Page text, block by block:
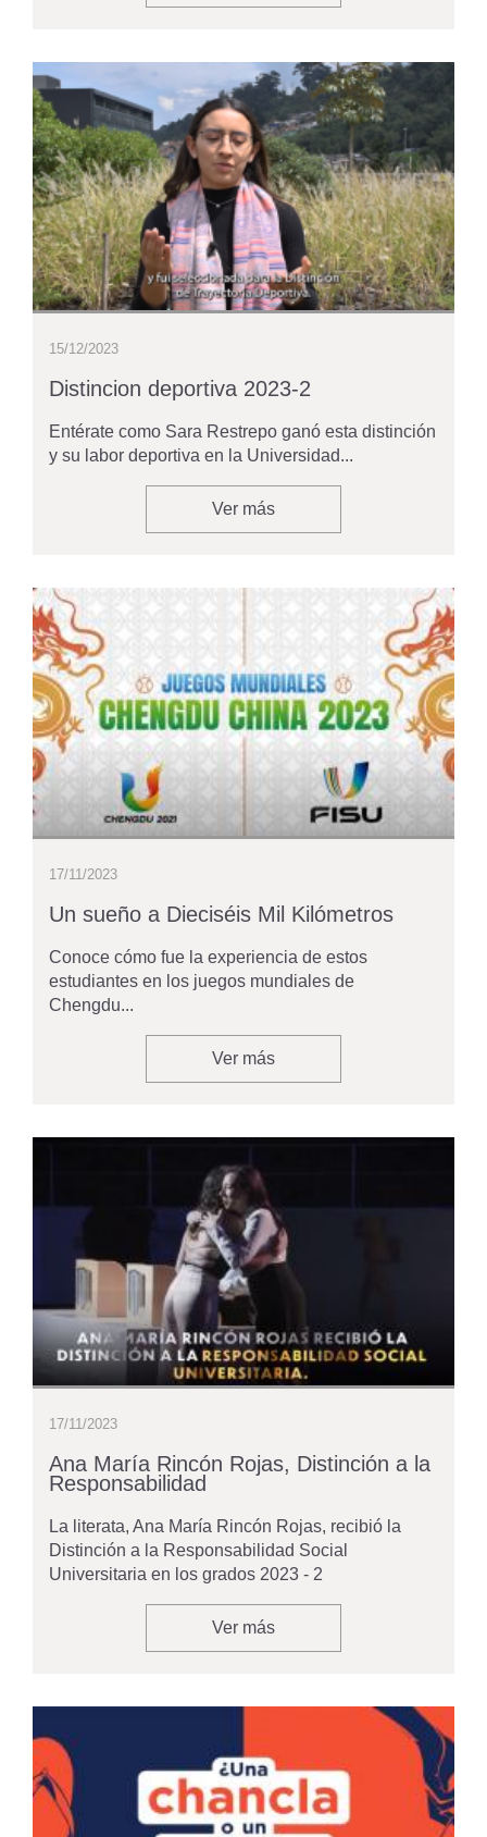
15/12/2023
Distincion deportiva 2023-2
Entérate como Sara Restrepo ganó esta distinción
y su labor deportiva en la Universidad...
Ver más
17/11/2023
Un sueño a Dieciséis Mil Kilómetros
Conoce cómo fue la experiencia de estos
estudiantes en los juegos mundiales de
Chengdu...
Ver más
17/11/2023
Ana María Rincón Rojas, Distinción a la
Responsabilidad
La literata, Ana María Rincón Rojas, recibió la
Distinción a la Responsabilidad Social
Universitaria en los grados 2023 - 2
Ver más